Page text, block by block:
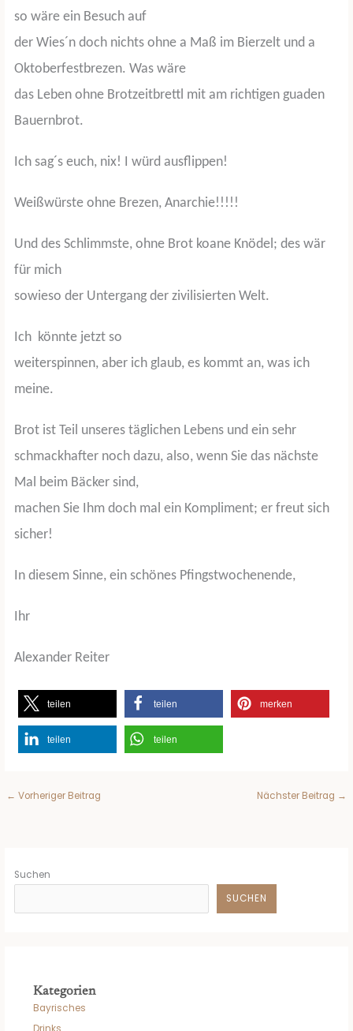
so wäre ein Besuch auf
der Wies´n doch nichts ohne a Maß im Bierzelt und a
Oktoberfestbrezen. Was wäre
das Leben ohne Brotzeitbrettl mit am richtigen guaden
Bauernbrot.
Ich sag´s euch, nix! I würd ausflippen!
Weißwürste ohne Brezen, Anarchie!!!!!
Und des Schlimmste, ohne Brot koane Knödel; des wär
für mich
sowieso der Untergang der zivilisierten Welt.
Ich könnte jetzt so
weiterspinnen, aber ich glaub, es kommt an, was ich
meine.
Brot ist Teil unseres täglichen Lebens und ein sehr
schmackhafter noch dazu, also, wenn Sie das nächste
Mal beim Bäcker sind,
machen Sie Ihm doch mal ein Kompliment; er freut sich
sicher!
In diesem Sinne, ein schönes Pfingstwochenende,
Ihr
Alexander Reiter
teilen teilen merken
teilen teilen
← Vorheriger Beitrag Nächster Beitrag →
Suchen
SUCHEN
Kategorien
Bayrisches